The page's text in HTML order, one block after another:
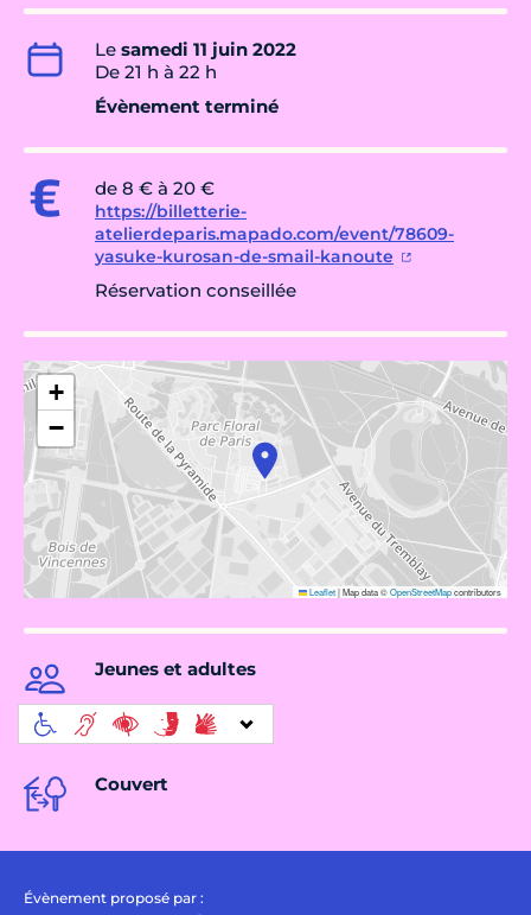
Le samedi 11 juin 2022
De 21 h à 22 h
Évènement terminé
de 8 € à 20 €
https://billetterie-
atelierdeparis.mapado.com/event/78609-
yasuke-kurosan-de-smail-kanoute
Réservation conseillée
+
−
Leaflet|Map data ©OpenStreetMapcontributors
Jeunes et adultes
Couvert
Évènement proposé par :